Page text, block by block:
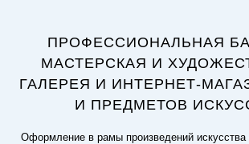
ПРОФЕССИОНАЛЬНАЯ
МАСТЕРСКАЯ И
ГАЛЕРЕЯ И ИНТЕРНЕТ-
И ПРЕДМЕТОВ
Оформление в рамы произведений искусства